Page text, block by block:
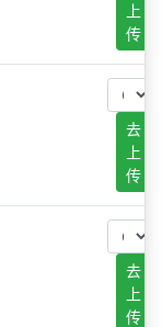
上
传
去
上
传
去
上
传